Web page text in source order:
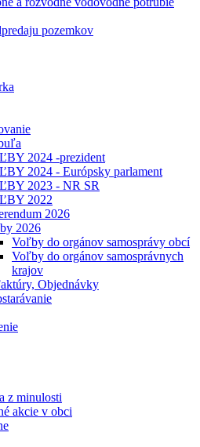
pozemkov
2024 -prezident
2024 - Európsky parlament
2023 - NR SR
2022
2026
2026
Voľby do orgánov samosprávy obcí
Voľby do orgánov samosprávnych
krajov
Objednávky
z minulosti
akcie v obci